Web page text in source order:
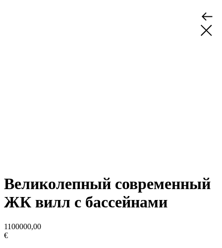
Великолепный современный
ЖК вилл с бассейнами
1100000,00
€